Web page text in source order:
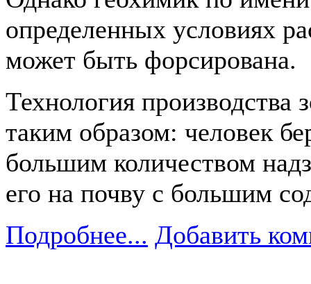
определенных условиях
может быть форсирована.
Технология производства
таким образом: человек
большим количеством
его на почву с большим
Подробнее... Добавить